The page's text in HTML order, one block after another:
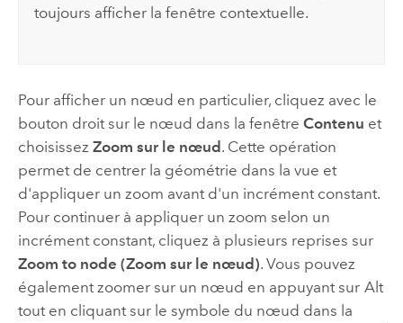
toujours afficher la fenêtre contextuelle.
Pour afficher un nœud en particulier, cliquez avec le
bouton droit sur le nœud dans la fenêtre Contenu et
choisissez Zoom sur le nœud. Cette opération
permet de centrer la géométrie dans la vue et
d'appliquer un zoom avant d'un incrément constant.
Pour continuer à appliquer un zoom selon un
incrément constant, cliquez à plusieurs reprises sur
Zoom to node (Zoom sur le nœud). Vous pouvez
également zoomer sur un nœud en appuyant sur Alt
tout en cliquant sur le symbole du nœud dans la